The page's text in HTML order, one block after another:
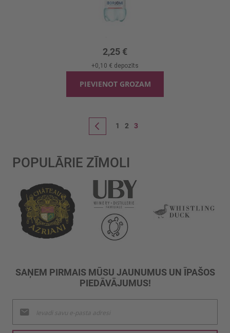
Minerālūdens Borjomi PET
2,25 €
+0,10 € depozīts
PIEVIENOT GROZAM
Lapa Lapa
Iepriekšējais
Lapa
1 Lapa
2 You're currently reading page
3
POPULĀRIE ZĪMOLI
SAŅEM PIRMAIS MŪSU JAUNUMUS UN ĪPAŠOS
PIEDĀVĀJUMUS!
jaunumu
saņemšanai: